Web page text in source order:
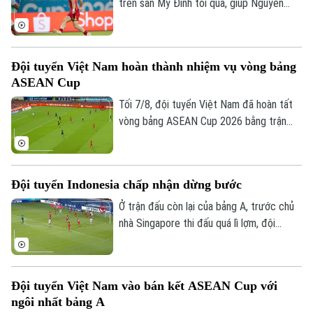
Chuyên mục
Thời sự
Hà Nội
Chính trị
Xã hội
Hà Nội
Nhịp sống Hà Nội
Người Hà Nội
Thế giới
Tin tức
Kinh tế
trên sân Mỹ Đình tối qua, giúp Nguyễn
Đội tuyển Việt Nam hoàn thành nhiệm vụ vòng bảng
ASEAN Cup
Tối 7/8, đội tuyển Việt Nam đã hoàn tất
vòng bảng ASEAN Cup 2026 bằng trận
có được niềm vui trọn vẹn ở Mỹ Đình.
Đội tuyển Indonesia chấp nhận dừng bước
Ở trận đấu còn lại của bảng A, trước chủ
nhà Singapore thi đấu quá lì lợm, đội
vạn đảo vào bán kết.
Đội tuyển Việt Nam vào bán kết ASEAN Cup với
ngôi nhất bảng A